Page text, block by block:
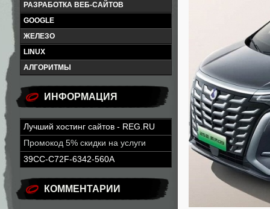
РАЗРАБОТКА ВЕБ-САЙТОВ
GOOGLE
ЖЕЛЕЗО
LINUX
АЛГОРИТМЫ
ИНФОРМАЦИЯ
Лучший хостинг сайтов - REG.RU
Промокод 5% скидки на услуги
39CC-C72F-6342-560A
КОММЕНТАРИИ